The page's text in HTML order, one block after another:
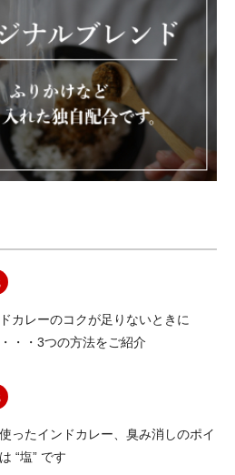
カレーのコクが足りないときに
・・3つの方法をご紹介
ったインドカレー、臭み消しのポイ
“塩” です